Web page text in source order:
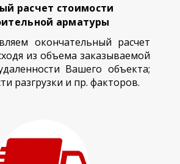
расчет стоимости
арматуры
окончательный расчет
из объема заказываемой
Вашего объекта;
разгрузки и пр. факторов.